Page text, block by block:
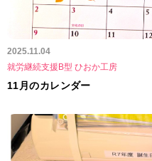
2025.11.04
就労継続支援B型 ひおか工房
11月のカレンダー